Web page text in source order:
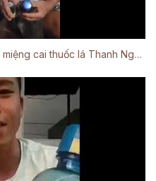
Cảm nhận khi sử dụng Nước súc miệng cai thuốc lá Thanh Nghị #1